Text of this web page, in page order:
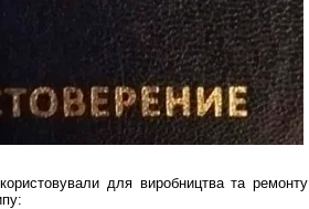
для виробництва та ремонту